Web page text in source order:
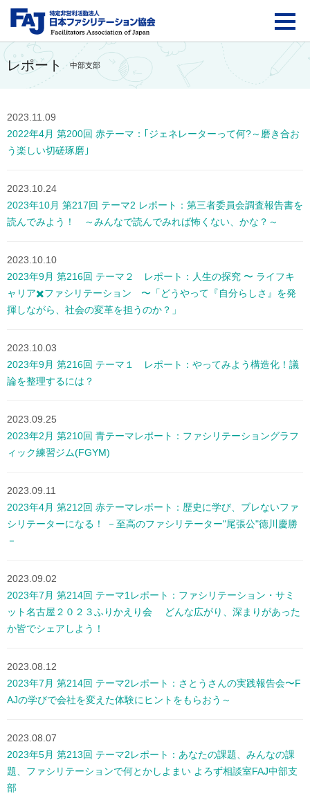
FAJ：特定非営利活動
レポート 中部支部
2023.11.09
2022年4月 第200回 赤テーマ：｢ジェネレーターって何?～磨き合お
う楽しい切磋琢磨｣
2023.10.24
2023年10月 第217回 テーマ2 レポート：第三者委員会調査報告書を
読んでみよう！ ～みんなで読んでみれば怖くない、かな？～
2023.10.10
2023年9月 第216回 テーマ２ レポート：人生の探究 〜 ライフキ
ャリア✖️ファシリテーション 〜「どうやって『自分らしさ』を発
揮しながら、社会の変革を担うのか？」
2023.10.03
2023年9月 第216回 テーマ１ レポート：やってみよう構造化！議
論を整理するには？
2023.09.25
2023年2月 第210回 青テーマレポート：ファシリテーショングラフ
ィック練習ジム(FGYM)
2023.09.11
2023年4月 第212回 赤テーマレポート：歴史に学び、ブレないファ
シリテーターになる！ －至高のファシリテーター"尾張公"徳川慶勝
－
2023.09.02
2023年7月 第214回 テーマ1レポート：ファシリテーション・サミ
ット名古屋２０２３ふりかえり会 どんな広がり、深まりがあった
か皆でシェアしよう！
2023.08.12
2023年7月 第214回 テーマ2レポート：さとうさんの実践報告会〜F
AJの学びで会社を変えた体験にヒントをもらおう～
2023.08.07
2023年5月 第213回 テーマ2レポート：あなたの課題、みんなの課
題、ファシリテーションで何とかしよまい よろず相談室FAJ中部支
部